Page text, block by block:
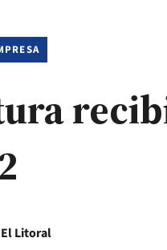
Litoral